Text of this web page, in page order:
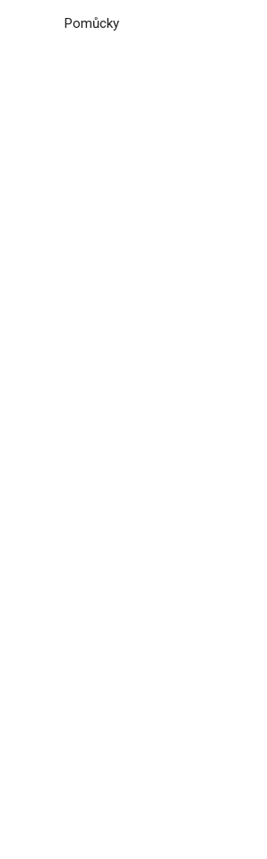
Pomůcky